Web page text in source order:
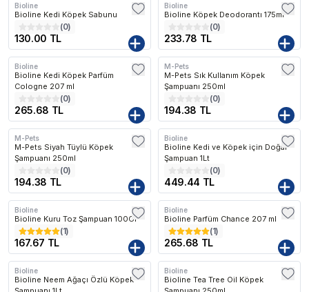
Bioline
Bioline Kedi Köpek Sabunu
(0)
130.00 TL
Bioline
Bioline Köpek Deodorantı 175ml
(0)
233.78 TL
Bioline
Bioline Kedi Köpek Parfüm
Cologne 207 ml
(0)
265.68 TL
M-Pets
M-Pets Sık Kullanım Köpek
Şampuanı 250ml
(0)
194.38 TL
M-Pets
M-Pets Siyah Tüylü Köpek
Şampuanı 250ml
(0)
194.38 TL
Bioline
Bioline Kedi ve Köpek için Doğal
Şampuan 1Lt
(0)
449.44 TL
Bioline
Bioline Kuru Toz Şampuan 100Gr
(1)
167.67 TL
Bioline
Bioline Parfüm Chance 207 ml
(1)
265.68 TL
Bioline
Bioline Neem Ağaçı Özlü Köpek
Bioline
Bioline Tea Tree Oil Köpek